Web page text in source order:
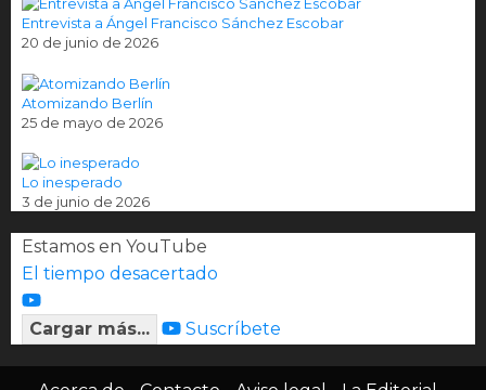
Entrevista a Ángel Francisco Sánchez Escobar
20 de junio de 2026
Atomizando Berlín
25 de mayo de 2026
Lo inesperado
3 de junio de 2026
Estamos en YouTube
El tiempo desacertado
Cargar más... Suscríbete